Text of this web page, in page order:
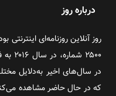
درباره روز
در سال‌های اخیر به‌دلایل
که در حال حاضر مشاهده